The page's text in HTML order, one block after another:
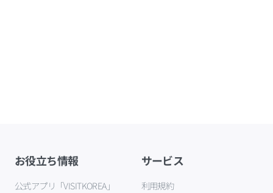
お役立ち情報
公式アプリ「VISITKOREA」
サービス
利用規約